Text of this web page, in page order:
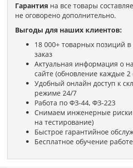
Гарантия на все товары
не оговорено дополнительно.
Выгоды для наших клиентов:
18 000+ товарных позиций
заказ
Актуальная информация о
сайте (обновление каждые 2
Удобный онлайн доступ к
режиме 24/7
Работа по ФЗ-44, ФЗ-223
Снимаем инженерные риски
на тестирование)
Быстрое гарантийное
Бесплатное обучение